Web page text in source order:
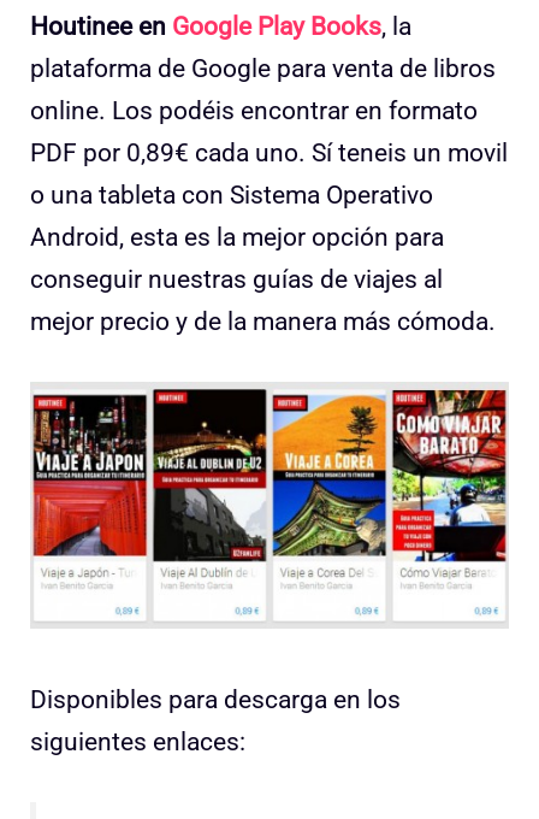
Houtinee en Google Play Books, la
plataforma de Google para venta de libros
online. Los podéis encontrar en formato
PDF por 0,89€ cada uno. Sí teneis un movil
o una tableta con Sistema Operativo
Android, esta es la mejor opción para
conseguir nuestras guías de viajes al
mejor precio y de la manera más cómoda.
Disponibles para descarga en los
siguientes enlaces: